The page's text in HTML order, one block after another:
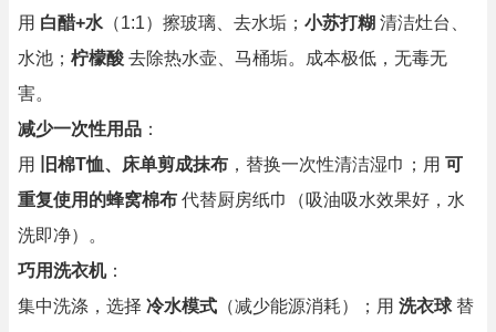
用 白醋+水 （1:1）擦玻璃、去水垢； 小苏打糊 清洁灶台、
水池； 柠檬酸 去除热水壶、马桶垢。成本极低，无毒无
害。
减少一次性用品 ：
用
旧棉T恤、床单剪成抹布 ，替换一次性清洁湿巾；用 可
重复使用的蜂窝棉布 代替厨房纸巾（吸油吸水效果好，水
洗即净）。
巧用洗衣机：
集中洗涤，选择 冷水模式 （减少能源消耗）；用 洗衣球替